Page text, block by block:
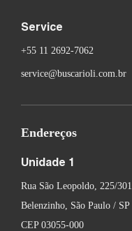
Service
+55 11 2692-7062
service@buscarioli.com.br
Endereços
Unidade 1
Rua São Leopoldo, 225/301
Belenzinho, São Paulo / SP
CEP 03055-000